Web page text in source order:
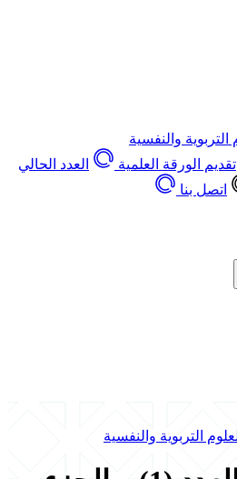
والنفسية
تقديم الورقة العلمية
العدد الحالي
اتصل بنا
التربوية والنفسية